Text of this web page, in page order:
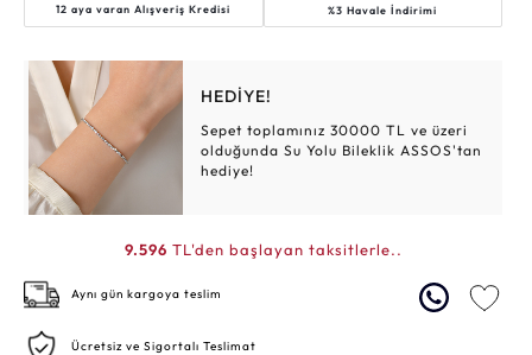
12 aya varanAlışveriş Kredisi %3 Havale İndirimi
HEDİYE!
Sepet toplamınız 30000 TL ve üzeri
olduğunda Su Yolu Bileklik ASSOS'tan
hediye!
9.596 TL'den başlayan taksitlerle..
Aynı gün kargoya teslim
Ücretsiz ve Sigortalı Teslimat